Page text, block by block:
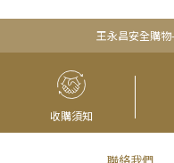
王永昌安全購
收購須知